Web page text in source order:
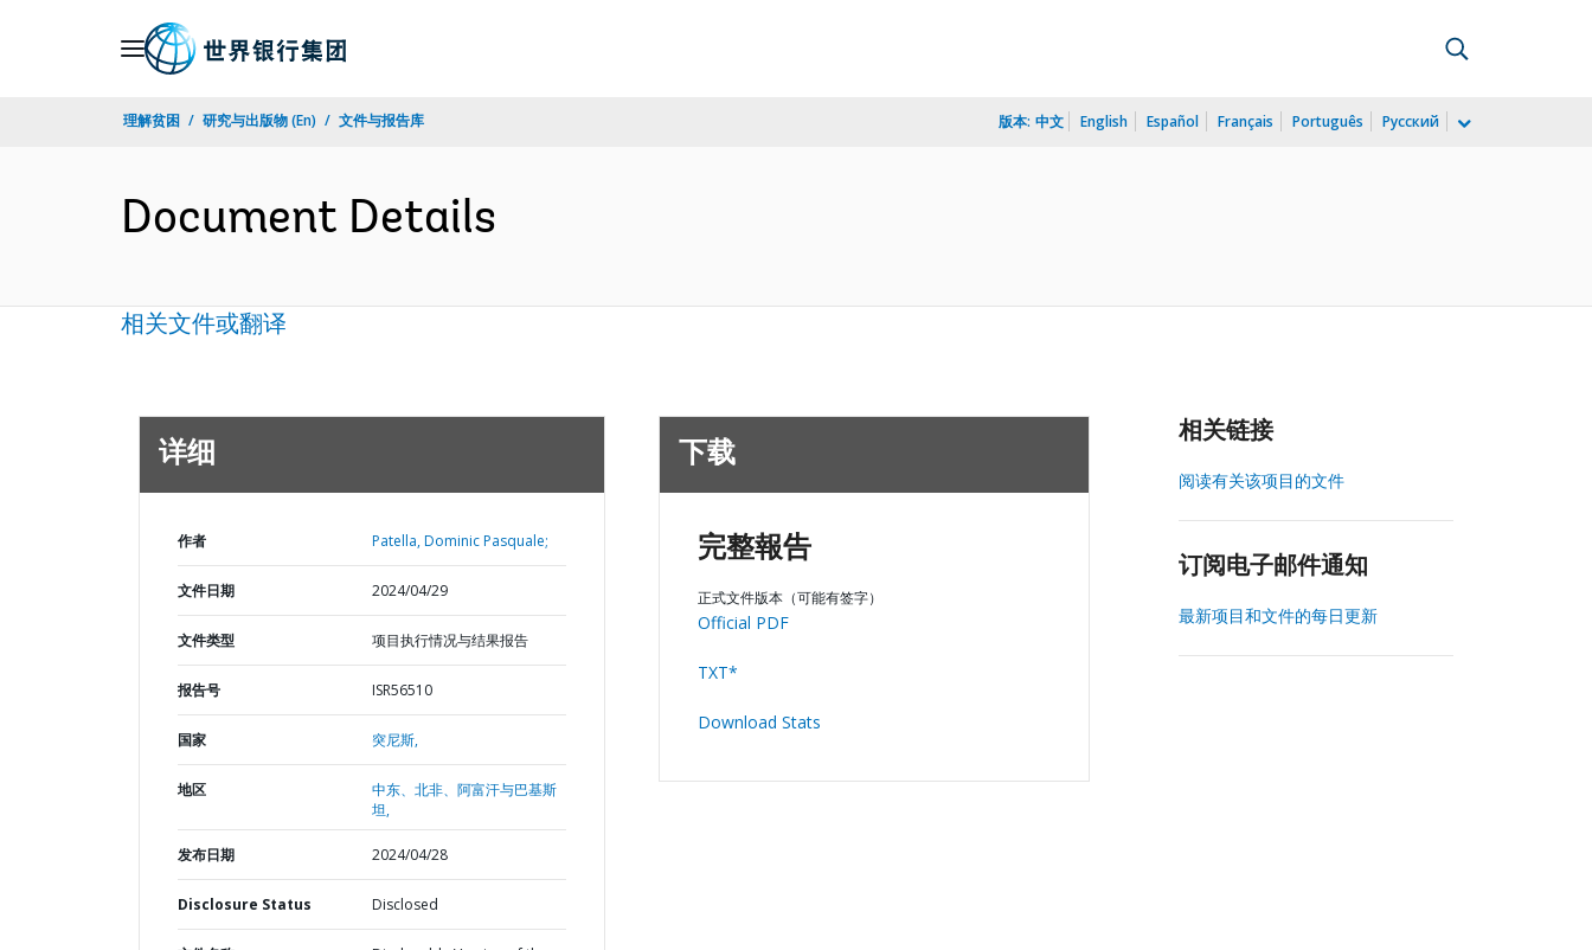
理解贫困 研究与出版物 (En) 文件与报告库 版本: 中文 English Español Français Português Русский
Document Details
相关文件或翻译
详细
作者 Patella, Dominic Pasquale;
文件日期 2024/04/29
文件类型 项目执行情况与结果报告
报告号 ISR56510
国家 突尼斯,
地区
中东、北非、阿富汗与巴基斯
坦,
发布日期 2024/04/28
Disclosure Status Disclosed
下载
完整報告
正式文件版本（可能有签字）
Official PDF
TXT*
Download Stats
相关链接
阅读有关该项目的文件
订阅电子邮件通知
最新项目和文件的每日更新